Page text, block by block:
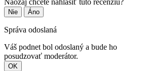
Naozaj chcete nahlásiť túto recenziu?
Nie Áno
Správa odoslaná
Váš podnet bol odoslaný a bude ho
posudzovať moderátor.
OK